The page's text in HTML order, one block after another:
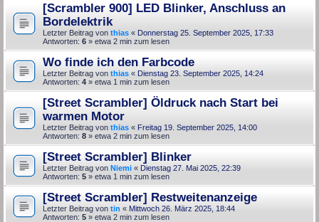
[Scrambler 900] LED Blinker, Anschluss an
Bordelektrik
Letzter Beitrag von thias « Donnerstag 25. September 2025, 17:33
Antworten: 6 » etwa 2 min zum lesen
Wo finde ich den Farbcode
Letzter Beitrag von thias « Dienstag 23. September 2025, 14:24
Antworten: 4 » etwa 1 min zum lesen
[Street Scrambler] Öldruck nach Start bei
warmen Motor
Letzter Beitrag von thias « Freitag 19. September 2025, 14:00
Antworten: 8 » etwa 2 min zum lesen
[Street Scrambler] Blinker
Letzter Beitrag von Niemi « Dienstag 27. Mai 2025, 22:39
Antworten: 5 » etwa 1 min zum lesen
[Street Scrambler] Restweitenanzeige
Letzter Beitrag von tin « Mittwoch 26. März 2025, 18:44
Antworten: 5 » etwa 2 min zum lesen